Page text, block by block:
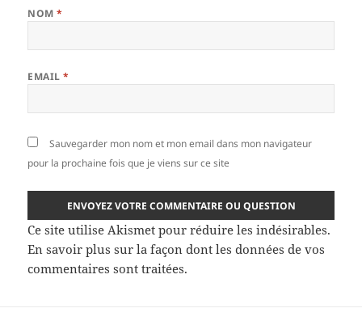
NOM*
EMAIL*
Sauvegarder mon nom et mon email dans mon navigateur
pour la prochaine fois que je viens sur ce site
Ce site utilise Akismet pour réduire les indésirables.
En savoir plus sur la façon dont les données de vos
commentaires sont traitées.